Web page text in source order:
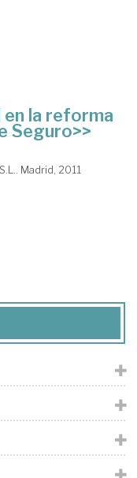
en la reforma
Seguro>>
Madrid, 2011